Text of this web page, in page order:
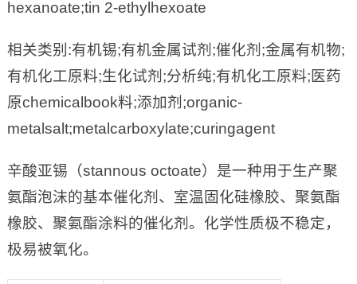
hexanoate;tin 2-ethylhexoate
相关类别:有机锡;有机金属试剂;催化剂;金属有机物;
有机化工原料;生化试剂;分析纯;有机化工原料;医药
原chemicalbook料;添加剂;organic-
metalsalt;metalcarboxylate;curingagent
辛酸亚锡（stannous octoate）是一种用于生产聚
氨酯泡沫的基本催化剂、室温固化硅橡胶、聚氨酯
橡胶、聚氨酯涂料的催化剂。化学性质极不稳定，
极易被氧化。